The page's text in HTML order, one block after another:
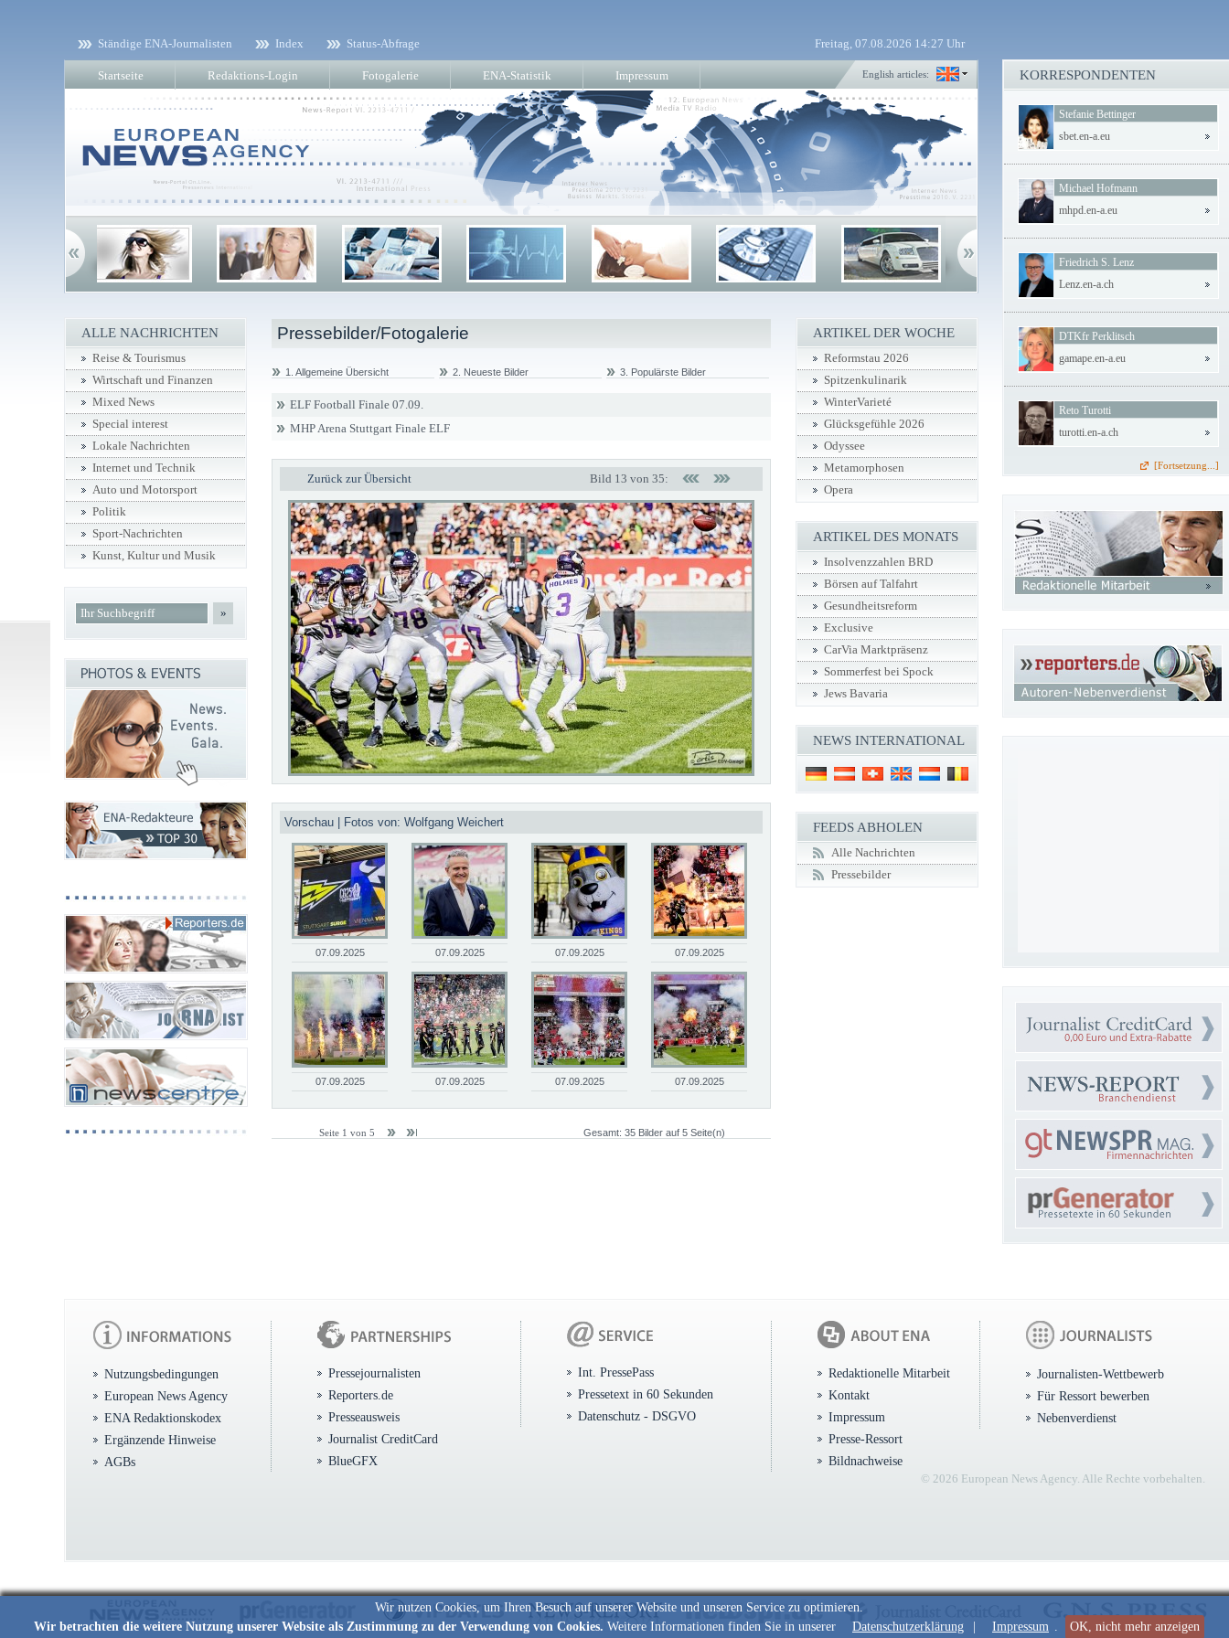
Wir nutzen Cookies, um Ihren Besuch auf unserer Website und unseren Service zu optimieren.
Wir betrachten die weitere Nutzung unserer Website als Zustimmung zu der Verwendung von Cookies. Weitere Informationen finden Sie in unserer Datenschutzerklärung Impressum . OK, nicht mehr anzeigen
Ständige ENA-Journalisten Index Status-Abfrage Freitag, 07.08.2026 14:27 Uhr
Startseite Redaktions-Login Fotogalerie ENA-Statistik Impressum English articles:
Pressebilder/Fotogalerie
1. Allgemeine Übersicht 2. Neueste Bilder 3. Populärste Bilder
ELF Football Finale 07.09.
MHP Arena Stuttgart Finale ELF
Zurück zur Übersicht Bild 13 von 35:
Vorschau | Fotos von: Wolfgang Weichert
07.09.2025 07.09.2025 07.09.2025 07.09.2025
07.09.2025 07.09.2025 07.09.2025 07.09.2025
Seite 1 von 5 Gesamt: 35 Bilder auf 5 Seite(n)
ALLE NACHRICHTEN
Reise & Tourismus
Wirtschaft und Finanzen
Mixed News
Special interest
Lokale Nachrichten
Internet und Technik
Auto und Motorsport
Politik
Sport-Nachrichten
Kunst, Kultur und Musik
»
ARTIKEL DER WOCHE
Reformstau 2026
Spitzenkulinarik
WinterVarieté
Glücksgefühle 2026
Odyssee
Metamorphosen
Opera
ARTIKEL DES MONATS
Insolvenzzahlen BRD
Börsen auf Talfahrt
Gesundheitsreform
Exclusive
CarVia Marktpräsenz
Sommerfest bei Spock
Jews Bavaria
NEWS INTERNATIONAL
FEEDS ABHOLEN
Alle Nachrichten
Pressebilder
KORRESPONDENTEN
Stefanie Bettinger
sbet.en-a.eu
Michael Hofmann
mhpd.en-a.eu
Friedrich S. Lenz
Lenz.en-a.ch
DTKfr Perklitsch
gamape.en-a.eu
Reto Turotti
turotti.en-a.ch
[Fortsetzung...]
Nutzungsbedingungen
European News Agency
ENA Redaktionskodex
Ergänzende Hinweise
AGBs
Pressejournalisten
Reporters.de
Presseausweis
Journalist CreditCard
BlueGFX
Int. PressePass
Pressetext in 60 Sekunden
Datenschutz - DSGVO
Redaktionelle Mitarbeit
Kontakt
Impressum
Presse-Ressort
Bildnachweise
Journalisten-Wettbewerb
Für Ressort bewerben
Nebenverdienst
© 2026 European News Agency. Alle Rechte vorbehalten.